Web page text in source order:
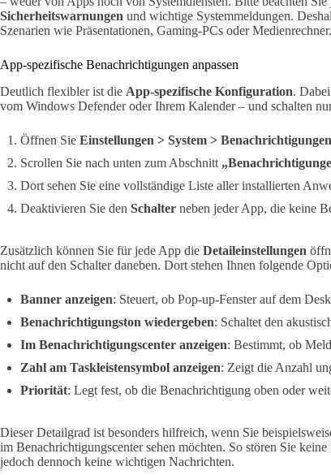
Sicherheitswarnungen und wichtige Systemmeldungen.
Szenarien wie Präsentationen, Gaming-PCs oder Medienrechner.
App-spezifische Benachrichtigungen anpassen
Deutlich flexibler ist die App-spezifische Konfiguration.
vom Windows Defender oder Ihrem Kalender – und schalten
Öffnen Sie Einstellungen > System > Benachrichtigungen
Scrollen Sie nach unten zum Abschnitt
Dort sehen Sie eine vollständige Liste aller installierten
Deaktivieren Sie den Schalter neben jeder App, die keine
Zusätzlich können Sie für jede App die Detaileinstellungen
nicht auf den Schalter daneben. Dort stehen Ihnen folgende
Banner anzeigen: Steuert, ob Pop-up-Fenster auf dem
Benachrichtigungston wiedergeben: Schaltet den
Im Benachrichtigungscenter anzeigen: Bestimmt, ob
Zahl am Taskleistensymbol anzeigen: Zeigt die Anzahl
Priorität: Legt fest, ob die Benachrichtigung oben oder
Dieser Detailgrad ist besonders hilfreich, wenn Sie
im Benachrichtigungscenter sehen möchten. So stören Sie
jedoch dennoch keine wichtigen Nachrichten.